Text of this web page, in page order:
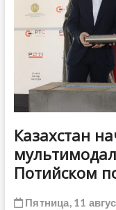
Казахстан
Потийском
Пятница, 11